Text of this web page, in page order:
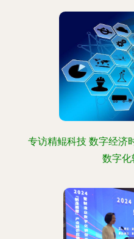
专访精鲲科技 数字经济
数字化